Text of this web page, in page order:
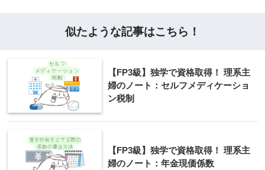
似たような記事はこちら！
【FP3級】独学で資格取得！ 理系主
婦のノート：セルフメディケーショ
ン税制
【FP3級】独学で資格取得！ 理系主
婦のノート：年金現価係数